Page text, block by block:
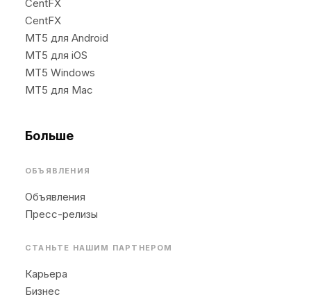
CentFX
CentFX
MT5 для Android
MT5 для iOS
MT5 Windows
MT5 для Mac
Больше
ОБЪЯВЛЕНИЯ
Объявления
Пресс-релизы
СТАНЬТЕ НАШИМ ПАРТНЕРОМ
Карьера
Бизнес